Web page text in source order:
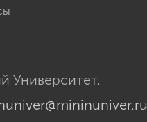
Университет.